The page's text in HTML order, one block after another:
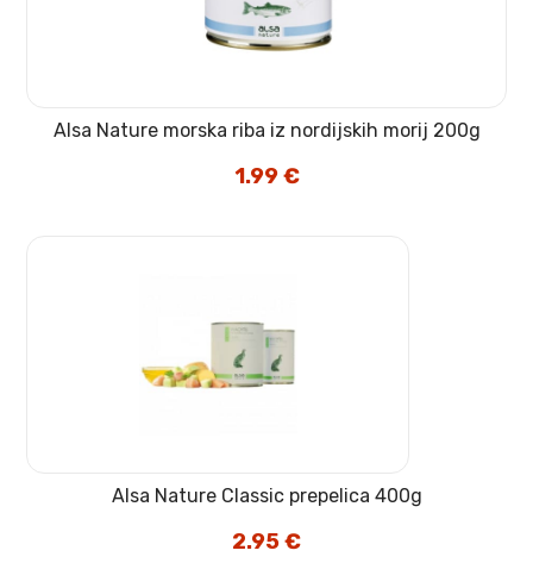
Alsa Nature morska riba iz nordijskih morij 200g
1.99€
Alsa Nature Classic prepelica 400g
2.95€